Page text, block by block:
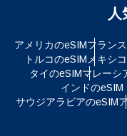
人
アメリカのeSIMフラン
トルコのeSIM メキシ
タイのeSIMマレーシ
インドのeSIM
サウジアラビアのeSIM